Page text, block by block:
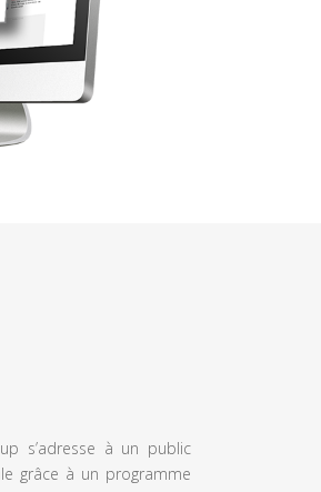
s’adresse à un public
grâce à un programme